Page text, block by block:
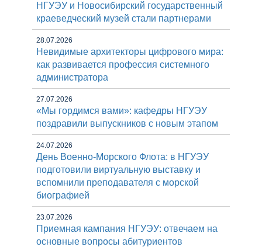
НГУЭУ и Новосибирский государственный
краеведческий музей стали партнерами
28.07.2026
Невидимые архитекторы цифрового мира:
как развивается профессия системного
администратора
27.07.2026
«Мы гордимся вами»: кафедры НГУЭУ
поздравили выпускников с новым этапом
24.07.2026
День Военно-Морского Флота: в НГУЭУ
подготовили виртуальную выставку и
вспомнили преподавателя с морской
биографией
23.07.2026
Приемная кампания НГУЭУ: отвечаем на
основные вопросы абитуриентов